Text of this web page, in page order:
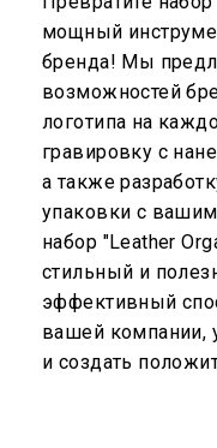
мощный
бренда! Мы
возможностей
логотипа на
гравировку с
а также
упаковки с
набор "Leather
стильный и
эффективный
вашей компании,
и создать